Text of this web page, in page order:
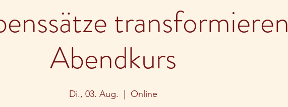
transformieren
Abendkurs
Di., 03. Aug. Online